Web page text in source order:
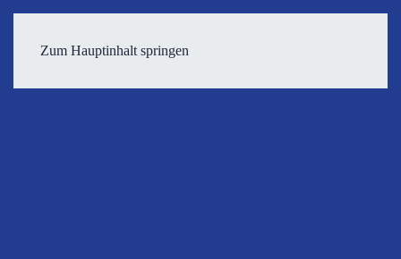
Zum Hauptinhalt springen